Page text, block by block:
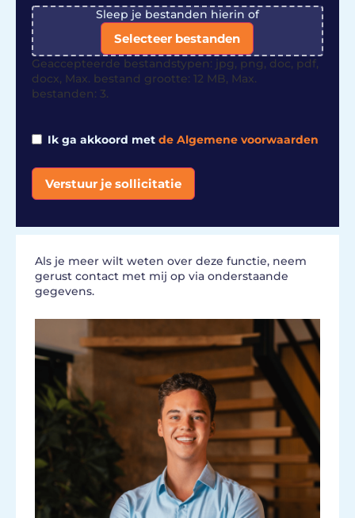
File Sleep je bestanden hierin of
Selecteer bestanden
Geaccepteerde bestandstypen: jpg, png, doc, pdf,
docx, Max. bestand grootte: 12 MB, Max.
bestanden: 3.
Ik ga akkoord met de Algemene voorwaarden
Verstuur je sollicitatie
Als je meer wilt weten over deze functie, neem
gerust contact met mij op via onderstaande
gegevens.